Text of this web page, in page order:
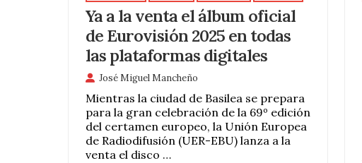
Ya a la venta el álbum oficial
de Eurovisión 2025 en todas
las plataformas digitales
José Miguel Mancheño
Mientras la ciudad de Basilea se prepara
para la gran celebración de la 69º edición
del certamen europeo, la Unión Europea
de Radiodifusión (UER-EBU) lanza a la
venta el disco …